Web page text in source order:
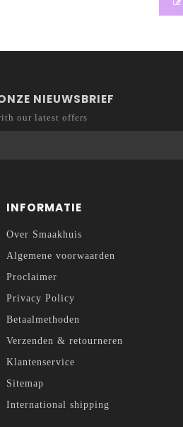
NIEUWSBRIEF
our latest offers
INFORMATIE
Over Smaakhuis
Algemene voorwaarden
Proclaimer
Privacy Policy
Betaalmethoden
Verzenden & retourneren
Klantenservice
Sitemap
International shipping